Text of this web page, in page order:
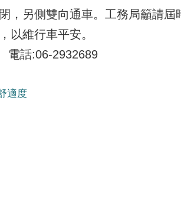
，另側雙向通車。工務局籲請屆
以維行車平安。
電話:06-2932689
適度